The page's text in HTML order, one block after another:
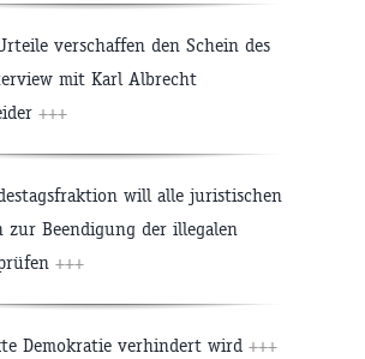
verschaffen den Schein des
mit Karl Albrecht
+++
will alle juristischen
zur Beendigung der illegalen
+++
Demokratie verhindert wird +++